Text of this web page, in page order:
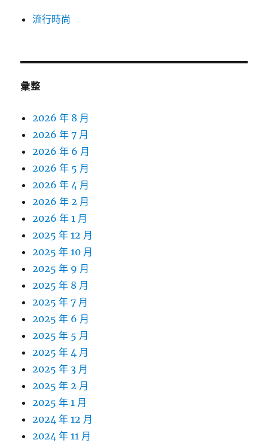
流行時尚
彙整
2026 年 8 月
2026 年 7 月
2026 年 6 月
2026 年 5 月
2026 年 4 月
2026 年 2 月
2026 年 1 月
2025 年 12 月
2025 年 10 月
2025 年 9 月
2025 年 8 月
2025 年 7 月
2025 年 6 月
2025 年 5 月
2025 年 4 月
2025 年 3 月
2025 年 2 月
2025 年 1 月
2024 年 12 月
2024 年 11 月